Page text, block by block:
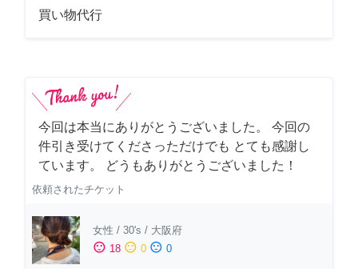
買い物代行
今回は本当にありがとうございました。 今回の
件引き受けてくださっただけでも とても感謝し
ています。 どうもありがとうございました！
依頼されたチケット
女性 / 30's / 大阪府
sentiment_satisfied 18 sentiment_neutral 0 sentiment_dissatisfied 0